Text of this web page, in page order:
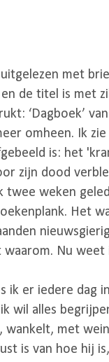
met
de titel is met
‘Dagboek’
omheen. Ik
is: het
zijn dood
twee weken
Het
waarom. Nu
ik er iedere dag
wil alles
met
is van hoe hij